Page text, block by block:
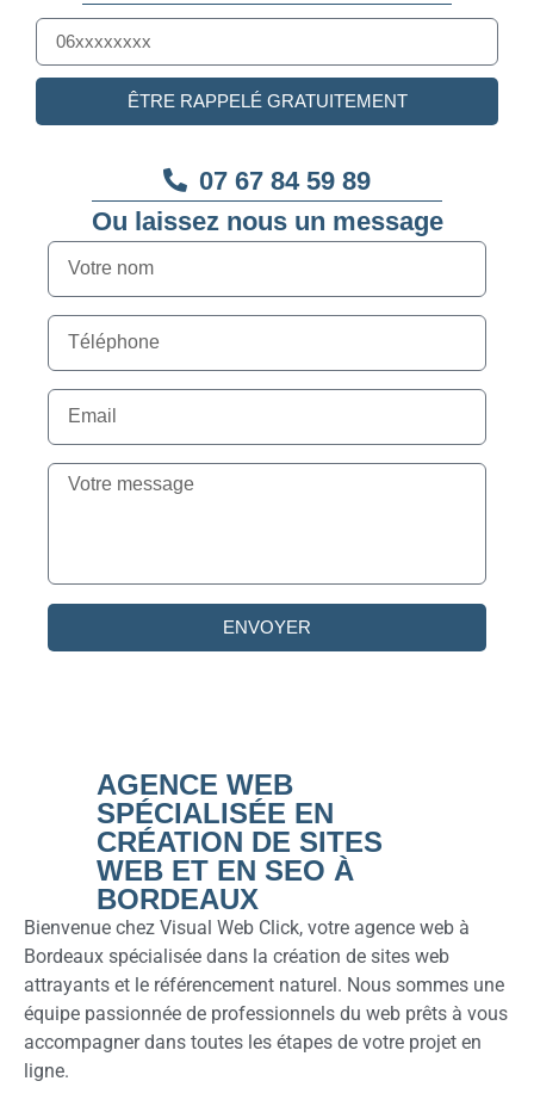
ÊTRE RAPPELÉ GRATUITEMENT
07 67 84 59 89
Ou laissez nous un message
ENVOYER
AGENCE WEB
SPÉCIALISÉE EN
CRÉATION DE SITES
WEB ET EN SEO À
BORDEAUX
Bienvenue chez Visual Web Click, votre agence web à
Bordeaux spécialisée dans la création de sites web
attrayants et le référencement naturel. Nous sommes une
équipe passionnée de professionnels du web prêts à vous
accompagner dans toutes les étapes de votre projet en
ligne.